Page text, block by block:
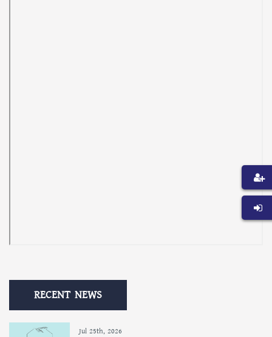
RECENT NEWS
Jul 25th, 2026